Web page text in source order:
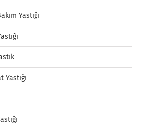
Yastığı
Yastığı